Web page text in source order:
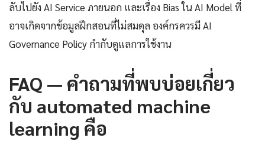
ลับไปยัง AI Service ภายนอก และเรื่อง Bias ใน AI Model ที่
อาจเกิดจากข้อมูลฝึกสอนที่ไม่สมดุล องค์กรควรมี AI
Governance Policy กำกับดูแลการใช้งาน
FAQ — คำถามที่พบบ่อยเกี่ยว
กับ automated machine
learning คือ